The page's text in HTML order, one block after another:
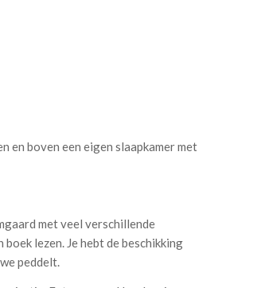
en boven een eigen slaapkamer met
met veel verschillende
lezen. Je hebt de beschikking
peddelt.